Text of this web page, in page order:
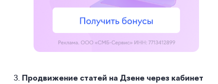
Продвижение статей на Дзене через кабинет